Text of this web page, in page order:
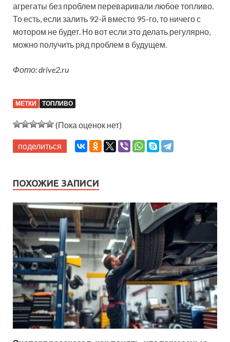
агрегаты без проблем переваривали любое топливо.
То есть, если залить 92-й вместо 95-го, то ничего с
мотором не будет. Но вот если это делать регулярно,
можно получить ряд проблем в будущем.
Фото: drive2.ru
МЕТКИ ТОПЛИВО
(Пока оценок нет)
поделиться
ПОХОЖИЕ ЗАПИСИ